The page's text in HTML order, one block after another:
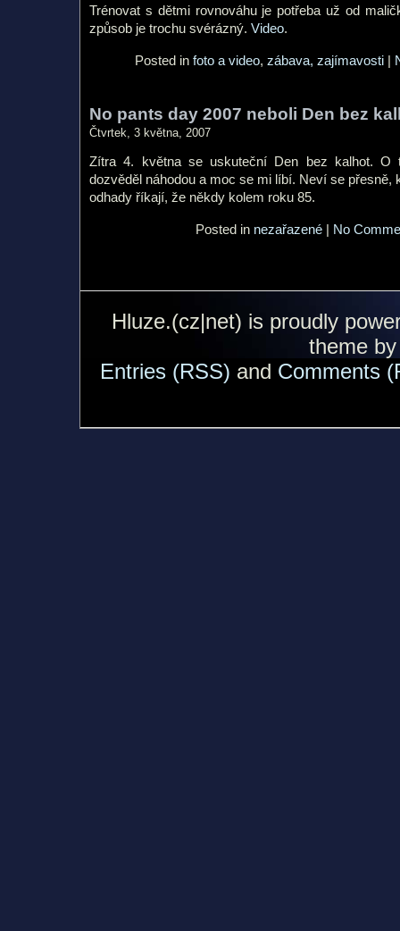
Trénovat s dětmi rovnováhu je potřeba už od
způsob je trochu svérázný. Video.
Posted in foto a video, zábava, zajímavosti|
No pants day 2007 neboli Den bez
Čtvrtek, 3 května, 2007
Zítra 4. května se uskuteční Den bez kalhot. O
dozvěděl náhodou a moc se mi líbí. Neví se přesně,
odhady říkají, že někdy kolem roku 85.
Posted in nezařazené | No
Hluze.(cz|net) is proudly
theme
Entries (RSS) and Comments